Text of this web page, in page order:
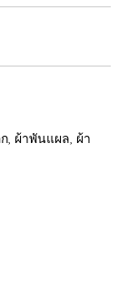
ก, ผ้าพันแผล, ผ้า